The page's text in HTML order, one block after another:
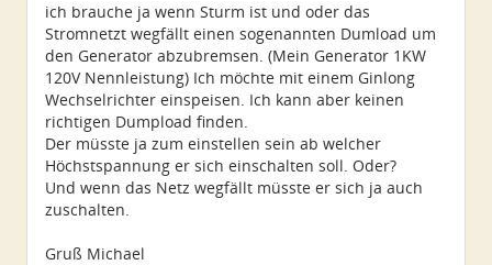
ich brauche ja wenn Sturm ist und oder das
Stromnetzt wegfällt einen sogenannten Dumload um
den Generator abzubremsen. (Mein Generator 1KW
120V Nennleistung) Ich möchte mit einem Ginlong
Wechselrichter einspeisen. Ich kann aber keinen
richtigen Dumpload finden.
Der müsste ja zum einstellen sein ab welcher
Höchstspannung er sich einschalten soll. Oder?
Und wenn das Netz wegfällt müsste er sich ja auch
zuschalten.
Gruß Michael